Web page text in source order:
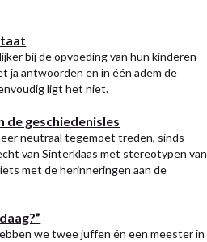
bij de opvoeding van hun kinderen
ja antwoorden en in één adem de
ligt het niet.
de geschiedenisles
neutraal tegemoet treden, sinds
van Sinterklaas met stereotypen van
met de herinneringen aan de
we twee juffen én een meester in